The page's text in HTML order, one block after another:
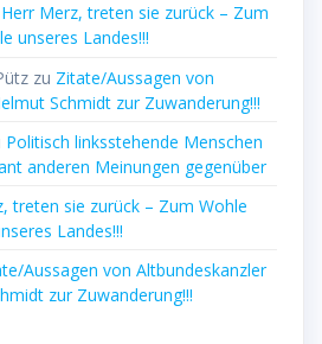
Herr Merz, treten sie zurück – Zum
unseres Landes!!!
zu Zitate/Aussagen von
Schmidt zur Zuwanderung!!!
Politisch linksstehende Menschen
anderen Meinungen gegenüber
treten sie zurück – Zum Wohle
Landes!!!
Aussagen von Altbundeskanzler
zur Zuwanderung!!!